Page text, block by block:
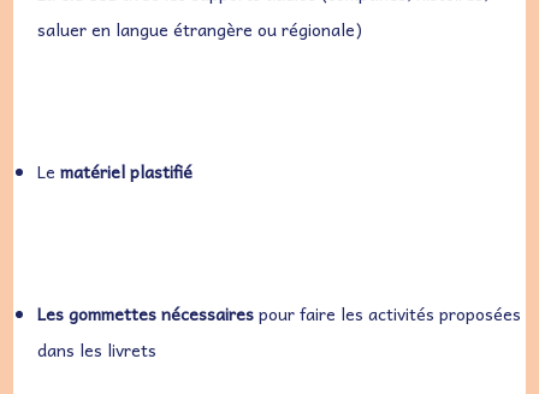
saluer en langue étrangère ou régionale)
Lematériel plastifié
Les gommettes nécessairespour faire les activités proposées
dans les livrets